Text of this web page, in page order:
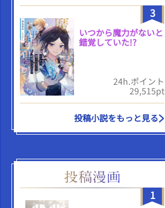
3
いつから魔力がないと
錯覚していた!?
24h.ポイント
29,515pt
投稿小説をもっと見る
1